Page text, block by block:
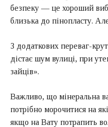
безпеку — це хороший
близька до пінопласту.
З додаткових переваг-
дістає шум вулиці, при
зайців».
Важливо, що мінеральна
потрібно морочитися на
якщо на Вату потрапить